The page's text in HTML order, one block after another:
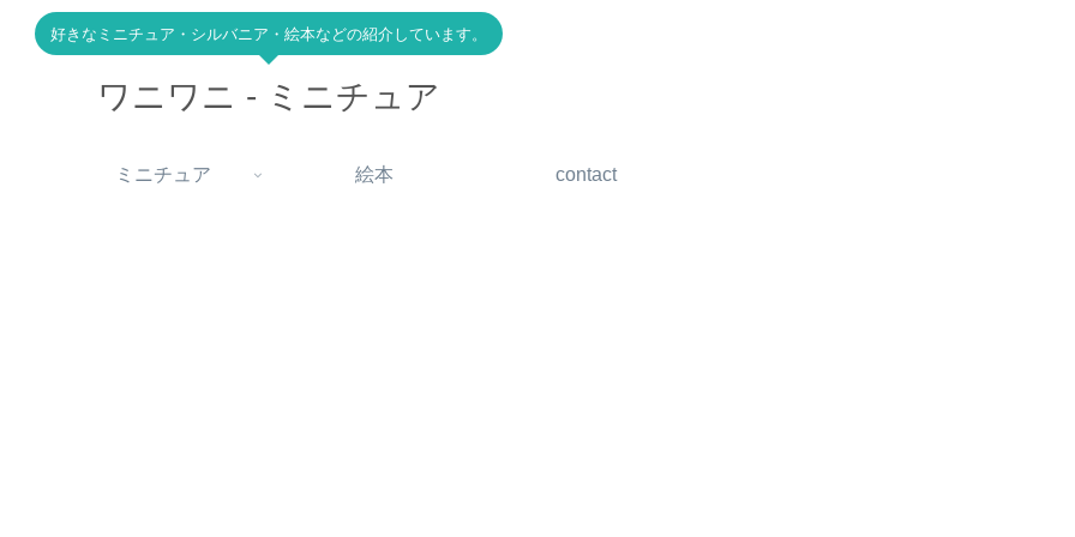
好きなミニチュア・シルバニア・絵本などの紹介しています。
ワニワニ - ミニチュア
ミニチュア 絵本 contact